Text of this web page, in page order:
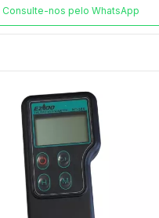
Consulte-nos pelo WhatsApp